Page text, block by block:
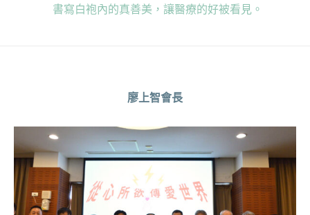
書寫白袍內的真善美，讓醫療的好被看見。
廖上智會長